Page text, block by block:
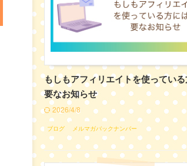
もしもアフィリエイトを使ってい
要なお知らせ
2026/4/8
ブログ メルマガバックナンバー